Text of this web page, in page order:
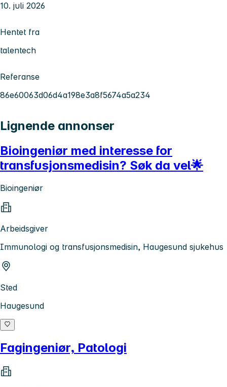
10. juli 2026
Hentet fra
talentech
Referanse
86e60063d06d4a198e3a8f5674a5a234
Lignende annonser
Bioingeniør med interesse for
transfusjonsmedisin? Søk da vel🌟
Bioingeniør
Arbeidsgiver
Immunologi og transfusjonsmedisin, Haugesund sjukehus
Sted
Haugesund
Fagingeniør, Patologi